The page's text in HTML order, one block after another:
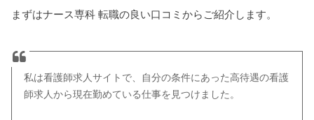
まずはナース専科 転職の良い口コミからご紹介します。
私は看護師求人サイトで、自分の条件にあった高待遇の看護
師求人から現在勤めている仕事を見つけました。